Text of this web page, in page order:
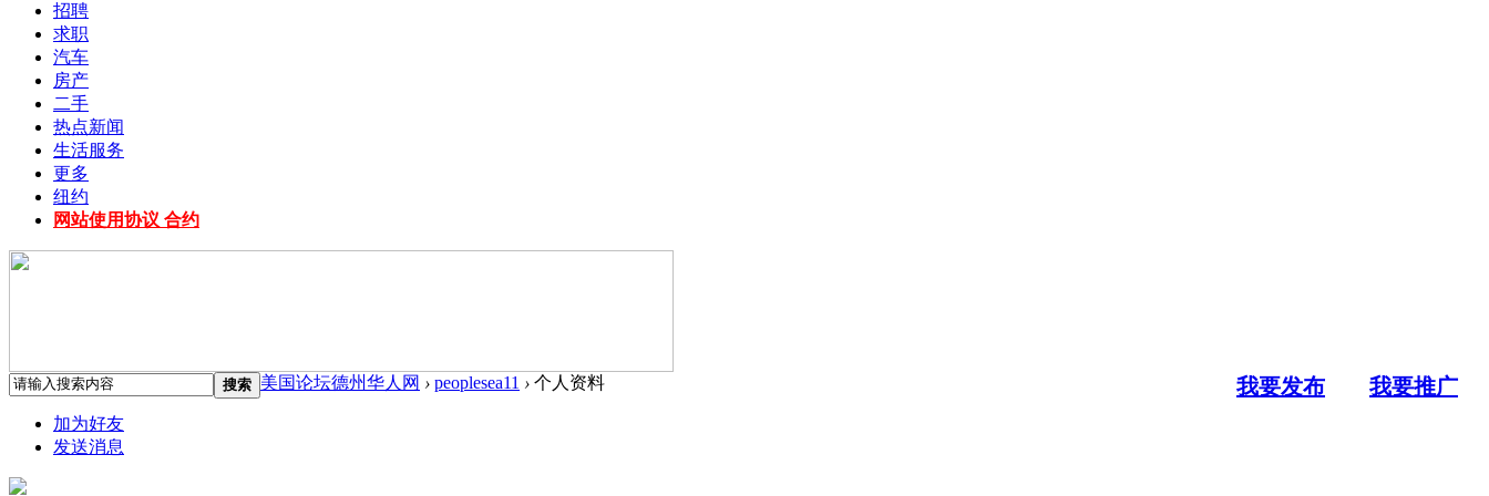
招聘
求职
汽车
房产
二手
热点新闻
生活服务
更多
纽约
网站使用协议 合约
搜索 我要发布 我要推广
美国论坛德州华人网 › peoplesea11 › 个人资料
加为好友
发送消息